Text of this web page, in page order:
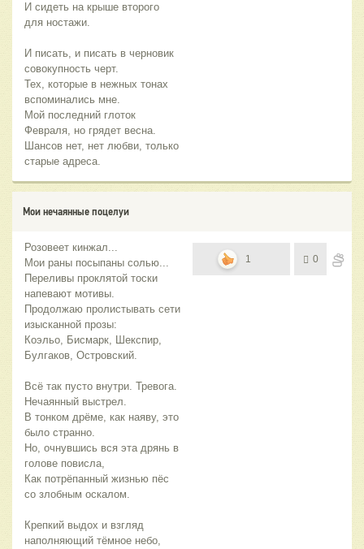
И сидеть на крыше второго
для ностажи.
И писать, и писать в черновик
совокупность черт.
Тех, которые в нежных тонах
вспоминались мне.
Мой последний глоток
Февраля, но грядет весна.
Шансов нет, нет любви, только
старые адреса.
Мои нечаянные поцелуи
Розовеет кинжал...
Мои раны посыпаны солью...
Переливы проклятой тоски
напевают мотивы.
Продолжаю пролистывать сети
изысканной прозы:
Коэльо, Бисмарк, Шекспир,
Булгаков, Островский.
Всё так пусто внутри. Тревога.
Нечаянный выстрел.
В тонком дрёме, как наяву, это
было странно.
Но, очнувшись вся эта дрянь в
голове повисла,
Как потрёпанный жизнью пёс
со злобным оскалом.
Крепкий выдох и взгляд
наполняющий тёмное небо,
1 0